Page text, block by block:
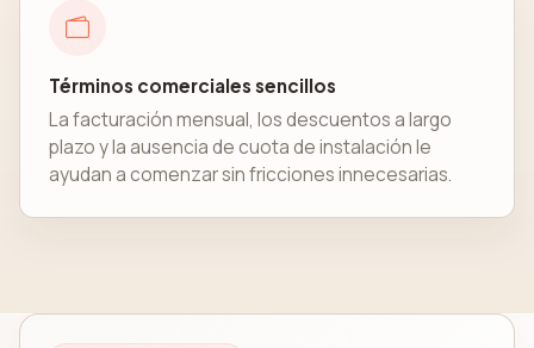
Términos comerciales sencillos
La facturación mensual, los descuentos a largo
plazo y la ausencia de cuota de instalación le
ayudan a comenzar sin fricciones innecesarias.